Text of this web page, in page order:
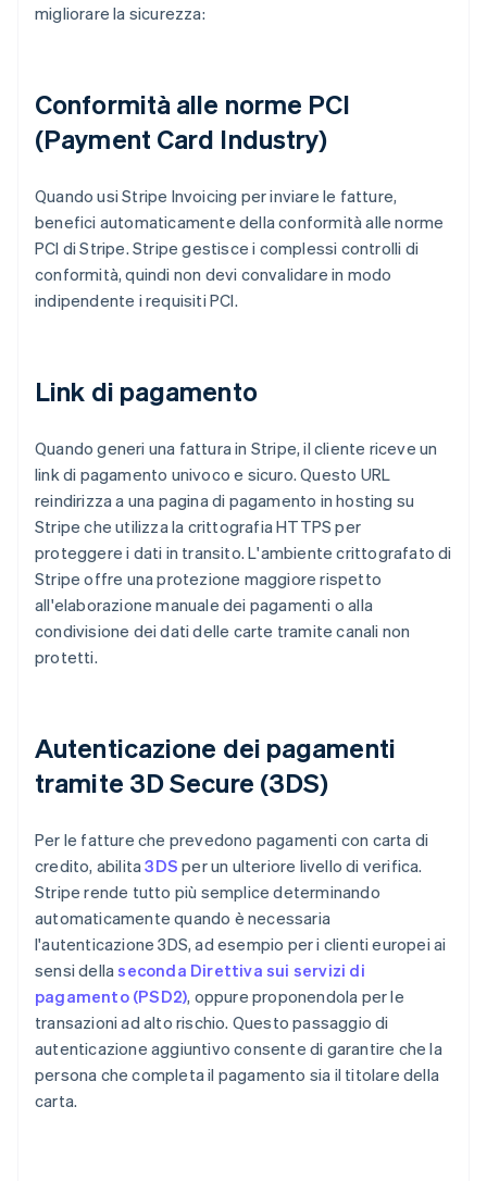
migliorare la sicurezza:
Conformità alle norme PCI
(Payment Card Industry)
Quando usi Stripe Invoicing per inviare le fatture,
benefici automaticamente della conformità alle norme
PCI di Stripe. Stripe gestisce i complessi controlli di
conformità, quindi non devi convalidare in modo
indipendente i requisiti PCI.
Link di pagamento
Quando generi una fattura in Stripe, il cliente riceve un
link di pagamento univoco e sicuro. Questo URL
reindirizza a una pagina di pagamento in hosting su
Stripe che utilizza la crittografia HTTPS per
proteggere i dati in transito. L'ambiente crittografato di
Stripe offre una protezione maggiore rispetto
all'elaborazione manuale dei pagamenti o alla
condivisione dei dati delle carte tramite canali non
protetti.
Autenticazione dei pagamenti
tramite 3D Secure (3DS)
Per le fatture che prevedono pagamenti con carta di
credito, abilita3DS per un ulteriore livello di verifica.
Stripe rende tutto più semplice determinando
automaticamente quando è necessaria
l'autenticazione 3DS, ad esempio per i clienti europei ai
sensi dellaseconda Direttiva sui servizi di
pagamento (PSD2), oppure proponendola per le
transazioni ad alto rischio. Questo passaggio di
autenticazione aggiuntivo consente di garantire che la
persona che completa il pagamento sia il titolare della
carta.